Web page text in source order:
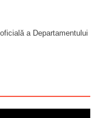
a Departamentului